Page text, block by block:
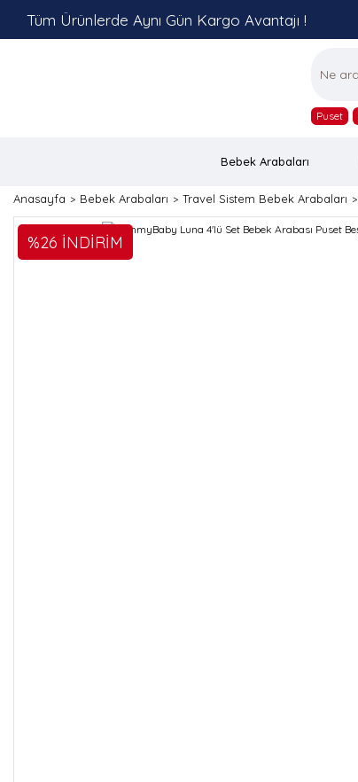
Tüm Ürünlerde Aynı Gün Kargo Avantajı !
Puset
Bebek Arabaları
Anasayfa Bebek Arabaları Travel Sistem Bebek Arabaları
%26 İNDİRİM